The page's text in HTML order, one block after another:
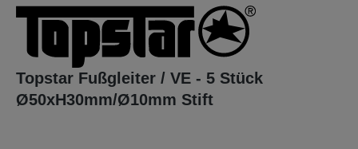
Topstar Fußgleiter / VE - 5 Stück
Ø50xH30mm/Ø10mm Stift